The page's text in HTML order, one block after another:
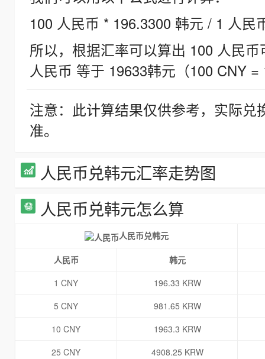
100 人民币 * 196.3300 韩元 / 1 人民
所以，根据汇率可以算出 100 人民
人民币 等于 19633韩元（100 CNY =
注意：此计算结果仅供参考，实际
准。
人民币兑韩元汇率走势图
人民币兑韩元怎么算
人民币兑韩元
人民币
韩元
1 CNY
196.33 KRW
5 CNY
981.65 KRW
10 CNY
1963.3 KRW
25 CNY
4908.25 KRW